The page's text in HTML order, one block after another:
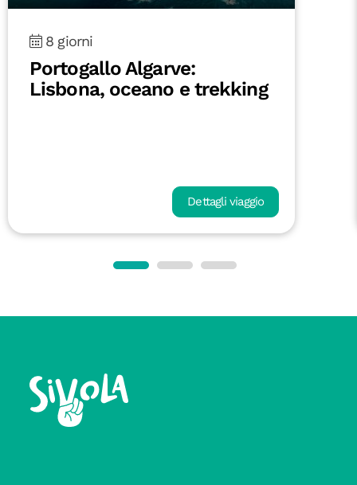
8 giorni
Portogallo Algarve:
Lisbona, oceano e trekking
Dettagli viaggio